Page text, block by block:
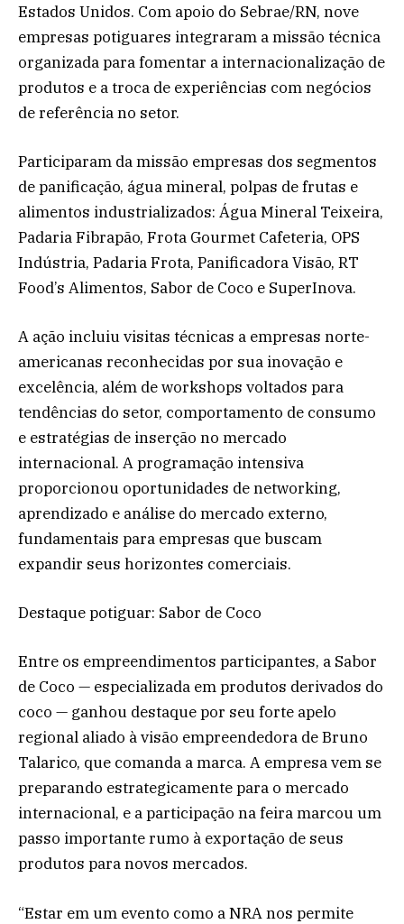
Estados Unidos. Com apoio do Sebrae/RN, nove
empresas potiguares integraram a missão técnica
organizada para fomentar a internacionalização de
produtos e a troca de experiências com negócios
de referência no setor.
Participaram da missão empresas dos segmentos
de panificação, água mineral, polpas de frutas e
alimentos industrializados: Água Mineral Teixeira,
Padaria Fibrapão, Frota Gourmet Cafeteria, OPS
Indústria, Padaria Frota, Panificadora Visão, RT
Food’s Alimentos, Sabor de Coco e SuperInova.
A ação incluiu visitas técnicas a empresas norte-
americanas reconhecidas por sua inovação e
excelência, além de workshops voltados para
tendências do setor, comportamento de consumo
e estratégias de inserção no mercado
internacional. A programação intensiva
proporcionou oportunidades de networking,
aprendizado e análise do mercado externo,
fundamentais para empresas que buscam
expandir seus horizontes comerciais.
Destaque potiguar: Sabor de Coco
Entre os empreendimentos participantes, a Sabor
de Coco — especializada em produtos derivados do
coco — ganhou destaque por seu forte apelo
regional aliado à visão empreendedora de Bruno
Talarico, que comanda a marca. A empresa vem se
preparando estrategicamente para o mercado
internacional, e a participação na feira marcou um
passo importante rumo à exportação de seus
produtos para novos mercados.
“Estar em um evento como a NRA nos permite